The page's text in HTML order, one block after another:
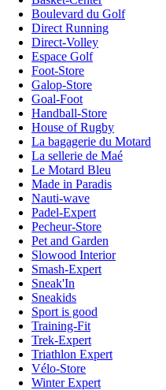
Boulevard du Golf
Direct Running
Direct-Volley
Espace Golf
Foot-Store
Galop-Store
Goal-Foot
Handball-Store
House of Rugby
La bagagerie du Motard
La sellerie de Maé
Le Motard Bleu
Made in Paradis
Nauti-wave
Padel-Expert
Pecheur-Store
Pet and Garden
Slowood Interior
Smash-Expert
Sneak'In
Sneakids
Sport is good
Training-Fit
Trek-Expert
Triathlon Expert
Vélo-Store
Winter Expert